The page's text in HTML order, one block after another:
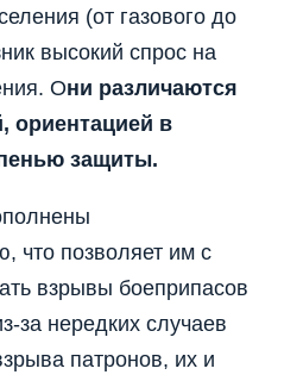
(от газового до
высокий спрос на
Они различаются
ориентацией в
защиты.
что позволяет им с
взрывы боеприпасов
за нередких случаев
патронов, их и